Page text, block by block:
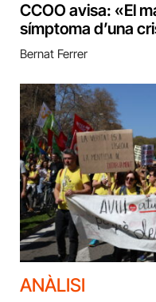
CCOO avisa: «El
símptoma d’una
Bernat Ferrer
ANÀLISI